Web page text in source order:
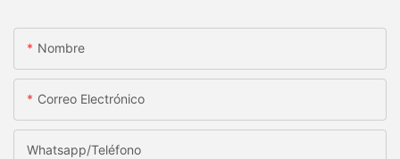
Nombre
Correo Electrónico
Whatsapp/Teléfono